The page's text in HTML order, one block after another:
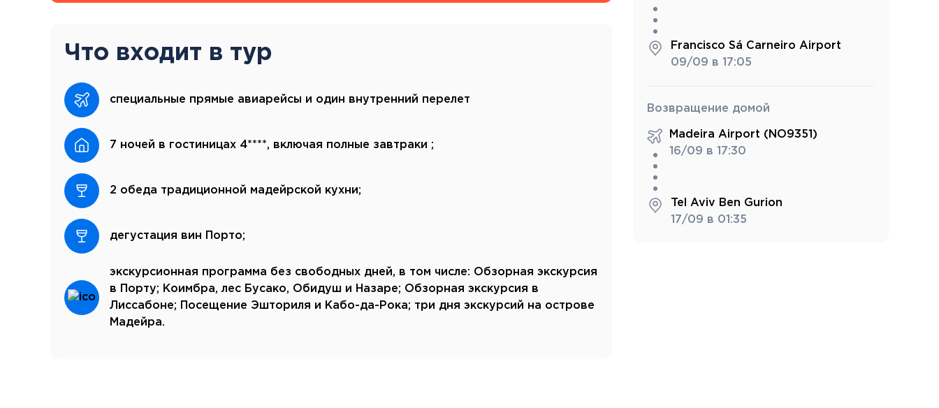
Балтийские круизы
Что входит в тур
специальные прямые авиарейсы и один внутренний перелет
7 ночей в гостиницах 4****, включая полные завтраки ;
2 обеда традиционной мадейрской кухни;
дегустация вин Порто;
экскурсионная программа без свободных дней, в том числе: Обзорная экскурсия
в Порту; Коимбра, лес Бусако, Обидуш и Назаре; Обзорная экскурсия в
Лиссабоне; Посещение Эшториля и Кабо-да-Рока; три дня экскурсий на острове
Мадейра.
Francisco Sá Carneiro Airport
09/09 в 17:05
Возвращение домой
Madeira Airport (NO9351)
16/09 в 17:30
Tel Aviv Ben Gurion
17/09 в 01:35